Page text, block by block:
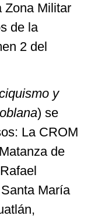
Zona Militar
de la
2 del
y
) se
La CROM
de
María